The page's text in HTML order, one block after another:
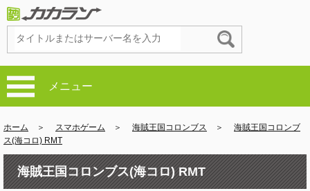
メニュー
ホーム ＞ スマホゲーム ＞ 海賊王国コロンブス ＞ 海賊王国コロンブ
ス(海コロ) RMT
海賊王国コロンブス(海コロ) RMT